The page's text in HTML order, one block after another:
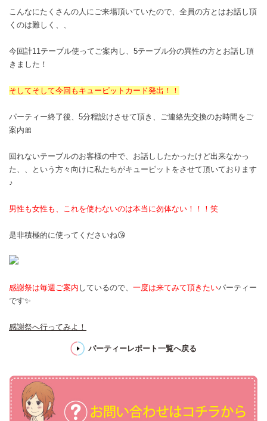
こんなにたくさんの人にご来場頂いていたので、全員の方とはお話し頂
くのは難しく、、
今回計11テーブル使ってご案内し、5テーブル分の異性の方とお話し頂
きました！
そしてそして今回もキューピットカード発出！！
パーティー終了後、5分程設けさせて頂き、ご連絡先交換のお時間をご
案内🎀
回れないテーブルのお客様の中で、お話ししたかったけど出来なかっ
た、、という方々向けに私たちがキューピットをさせて頂いております
♪
男性も女性も、これを使わないのは本当に勿体ない！！！笑
是非積極的に使ってくださいね😘
感謝祭は毎週ご案内 しているので、 一度は来てみて頂きたいパーティー
です✨
感謝祭へ行ってみよ！
パーティーレポート一覧へ戻る